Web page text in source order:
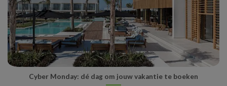
Cyber Monday: dé dag om jouw vakantie te boeken